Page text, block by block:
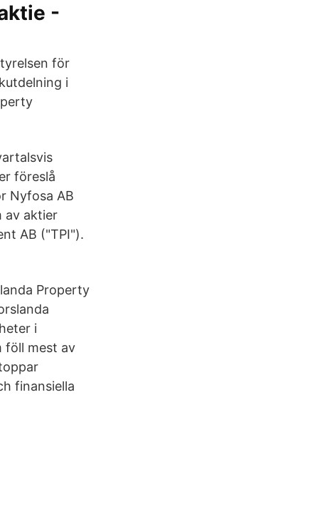
-
för
i
föreslå
Nyfosa AB
av aktier
AB ("TPI").
Property
i
föll mest av
finansiella